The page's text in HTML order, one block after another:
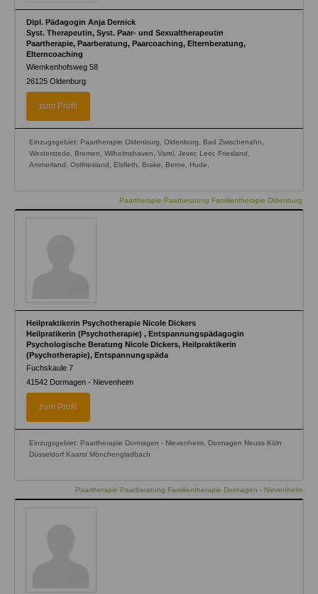
Dipl. Pädagogin Anja Dernick
Syst. Therapeutin, Syst. Paar- und Sexualtherapeutin
Paartherapie, Paarberatung, Paarcoaching, Elternberatung,
Elterncoaching
Wiemkenhofsweg 58
26125 Oldenburg
zum Profil
Einzugsgebiet: Paartherapie Oldenburg, Oldenburg, Bad Zwischenahn,
Westerstede, Bremen, Wilhelmshaven, Varel, Jever, Leer, Friesland,
Ammerland, Ostfriesland, Elsfleth, Brake, Berne, Hude,
Paartherapie Paarberatung Familientherapie Oldenburg
Heilpraktikerin Psychotherapie Nicole Dickers
Heilpratikerin (Psychotherapie) , Entspannungspädagogin
Psychologische Beratung Nicole Dickers, Heilpraktikerin
(Psychotherapie), Entspannungspäda
Fuchskaule 7
41542 Dormagen - Nievenheim
zum Profil
Einzugsgebiet: Paartherapie Dormagen - Nievenheim, Dormagen Neuss Köln
Düsseldorf Kaarst Mönchengladbach
Paartherapie Paarberatung Familientherapie Dormagen - Nievenheim